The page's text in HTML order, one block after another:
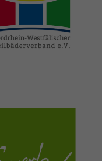
heilbaeder.de
sauerland.co